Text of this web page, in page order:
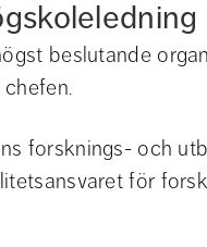
beslutande
forsknings- och
för